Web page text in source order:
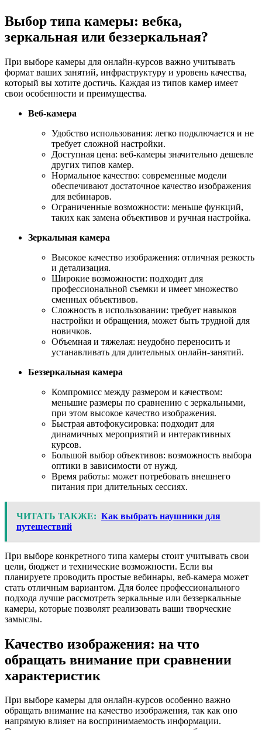
Выбор типа камеры: вебка,
зеркальная или беззеркальная?
При выборе камеры для онлайн-курсов важно учитывать
формат ваших занятий, инфраструктуру и уровень качества,
который вы хотите достичь. Каждая из типов камер имеет
свои особенности и преимущества.
Веб-камера
Удобство использования: легко подключается и не
требует сложной настройки.
Доступная цена: веб-камеры значительно дешевле
других типов камер.
Нормальное качество: современные модели
обеспечивают достаточное качество изображения
для вебинаров.
Ограниченные возможности: меньше функций,
таких как замена объективов и ручная настройка.
Зеркальная камера
Высокое качество изображения: отличная резкость
и детализация.
Широкие возможности: подходит для
профессиональной съемки и имеет множество
сменных объективов.
Сложность в использовании: требует навыков
настройки и обращения, может быть трудной для
новичков.
Объемная и тяжелая: неудобно переносить и
устанавливать для длительных онлайн-занятий.
Беззеркальная камера
Компромисс между размером и качеством:
меньшие размеры по сравнению с зеркальными,
при этом высокое качество изображения.
Быстрая автофокусировка: подходит для
динамичных мероприятий и интерактивных
курсов.
Большой выбор объективов: возможность выбора
оптики в зависимости от нужд.
Время работы: может потребовать внешнего
питания при длительных сессиях.
ЧИТАТЬ ТАКЖЕ: Как выбрать наушники для
путешествий
При выборе конкретного типа камеры стоит учитывать свои
цели, бюджет и технические возможности. Если вы
планируете проводить простые вебинары, веб-камера может
стать отличным вариантом. Для более профессионального
подхода лучше рассмотреть зеркальные или беззеркальные
камеры, которые позволят реализовать ваши творческие
замыслы.
Качество изображения: на что
обращать внимание при сравнении
характеристик
При выборе камеры для онлайн-курсов особенно важно
обращать внимание на качество изображения, так как оно
напрямую влияет на воспринимаемость информации.